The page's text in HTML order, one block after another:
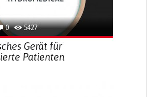
0 5427
Gerät für
Patienten